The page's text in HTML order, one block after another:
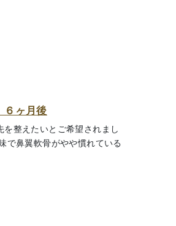
ヶ月後
整えたいとご希望されまし
で鼻翼軟骨がやや慣れている